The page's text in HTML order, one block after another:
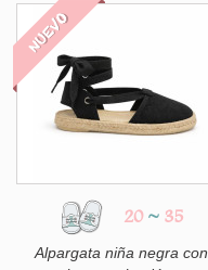
NUEVO
20 ~ 35
Alpargata niña negra con